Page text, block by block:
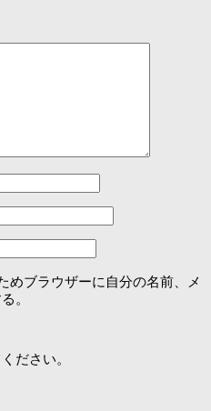
めブラウザーに自分の名前、メ
。
ださい。